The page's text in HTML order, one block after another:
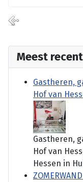
Meest
Gastheren,
Hof van
Gastheren,
Hof van
Hessen in